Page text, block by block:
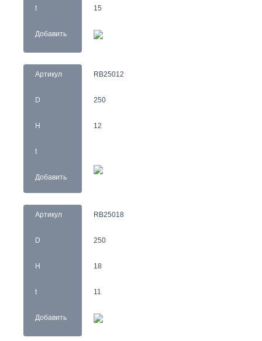
t
Добавить
15
Артикул
D
H
t
Добавить
RB25012
250
12
Артикул
D
H
t
Добавить
RB25018
250
18
11